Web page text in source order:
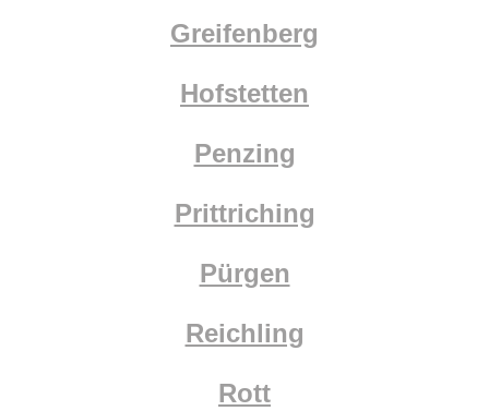
Greifenberg
Hofstetten
Penzing
Prittriching
Pürgen
Reichling
Rott